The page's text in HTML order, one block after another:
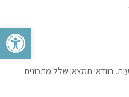
פתח
בוודאי תמצאו שלל מתכונים